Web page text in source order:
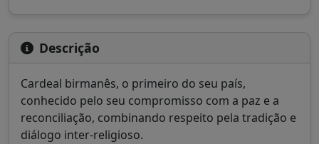
Descrição
Cardeal birmanês, o primeiro do seu país,
conhecido pelo seu compromisso com a paz e a
reconciliação, combinando respeito pela tradição e
diálogo inter-religioso.